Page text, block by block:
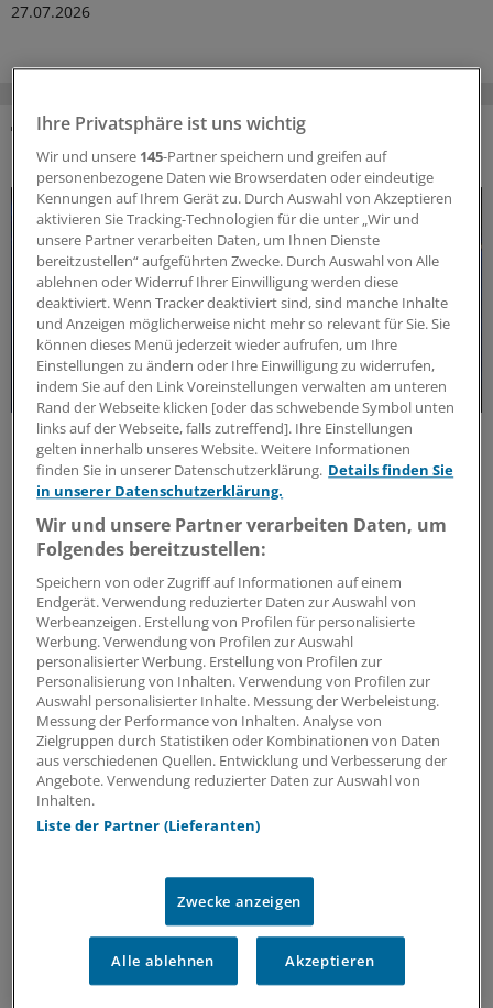
27.07.2026
DAS KÖNNTE SIE AUCH INTERESSIEREN
Forschungs-Update
Neue Antibiotika-Studie entschlüsselt
besonderen Wirkmechanismus
Für die Langzeitprophylaxe von Harnwegsinfektionen
sind geringe Resistenzraten und gute Verträglichkeit
entscheidend. Eine neue Studie zeigt, warum dieses
Antibiotikum beides erfüllt.
ANZEIGE|MIP Pharma GmbH
Neue Empfehlung zu HWI und Zystitis
Die EAU hat ihre HWI-Leitlinie aktualisiert.
Ihre Privatsphäre ist uns wichtig
Wir und unsere 145-Partner speichern und greifen auf
personenbezogene Daten wie Browserdaten oder eindeutige
Kennungen auf Ihrem Gerät zu. Durch Auswahl von Akzeptieren
aktivieren Sie Tracking-Technologien für die unter „Wir und
unsere Partner verarbeiten Daten, um Ihnen Dienste
bereitzustellen“ aufgeführten Zwecke. Durch Auswahl von Alle
ablehnen oder Widerruf Ihrer Einwilligung werden diese
deaktiviert. Wenn Tracker deaktiviert sind, sind manche Inhalte
und Anzeigen möglicherweise nicht mehr so relevant für Sie. Sie
können dieses Menü jederzeit wieder aufrufen, um Ihre
Einstellungen zu ändern oder Ihre Einwilligung zu widerrufen,
indem Sie auf den Link Voreinstellungen verwalten am unteren
Rand der Webseite klicken [oder das schwebende Symbol unten
links auf der Webseite, falls zutreffend]. Ihre Einstellungen
gelten innerhalb unseres Website. Weitere Informationen
finden Sie in unserer Datenschutzerklärung. Details finden Sie
in unserer Datenschutzerklärung.
Wir und unsere Partner verarbeiten Daten, um
Folgendes bereitzustellen:
Speichern von oder Zugriff auf Informationen auf einem
Endgerät. Verwendung reduzierter Daten zur Auswahl von
Werbeanzeigen. Erstellung von Profilen für personalisierte
Werbung. Verwendung von Profilen zur Auswahl
personalisierter Werbung. Erstellung von Profilen zur
Personalisierung von Inhalten. Verwendung von Profilen zur
Auswahl personalisierter Inhalte. Messung der Werbeleistung.
Messung der Performance von Inhalten. Analyse von
Zielgruppen durch Statistiken oder Kombinationen von Daten
aus verschiedenen Quellen. Entwicklung und Verbesserung der
Angebote. Verwendung reduzierter Daten zur Auswahl von
Inhalten.
Liste der Partner (Lieferanten)
Zwecke anzeigen
Alle ablehnen Akzeptieren